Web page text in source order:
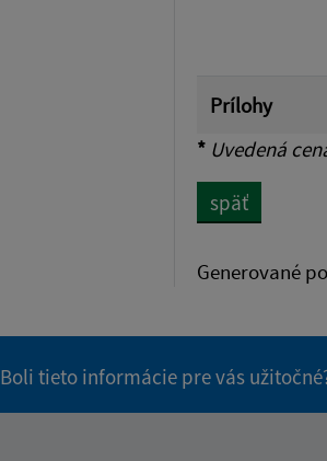
Prílohy
* Uvedená
späť
Generované
Boli tieto informácie pre vás